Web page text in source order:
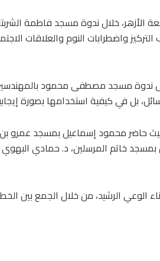
الأزهر، خلال ندوة مسجد فاطمة
واضطرابات النوم والعلاقات
ندوة مسجد مصطفى محمود
بل في كيفية استخدامها بصورة
محمود إسماعيل بمسجد عمرو بن
خاتم المرسلين، د. حمادي
الرشيد، من خلال الجمع بين